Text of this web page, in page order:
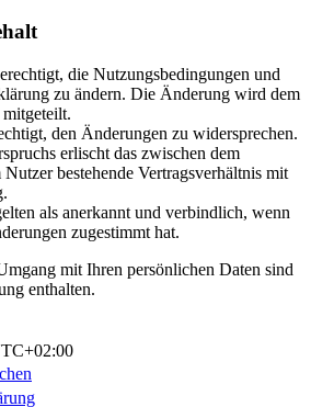
die Nutzungsbedingungen und
zu ändern. Die Änderung wird dem
den Änderungen zu widersprechen.
erlischt das zwischen dem
bestehende Vertragsverhältnis mit
als anerkannt und verbindlich, wenn
zugestimmt hat.
mit Ihren persönlichen Daten sind
enthalten.